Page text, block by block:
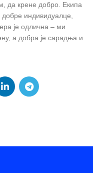
да крене добро. Екипа
индивидуалце,
је одлична – ми
а добра је сарадња и